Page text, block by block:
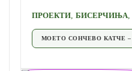
ПРОЕКТИ, БИСЕРЧИЊА,
МОЕТО СОНЧЕВО КАТЧЕ